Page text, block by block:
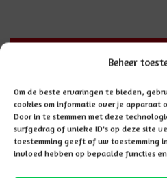
Beheer
Om de beste ervaringen te bieden,
cookies om informatie over je apparaat
Door in te stemmen met deze
surfgedrag of unieke ID's op deze site
toestemming geeft of uw toestemming
invloed hebben op bepaalde functies
Onze scholen
Scholengroep Hannah